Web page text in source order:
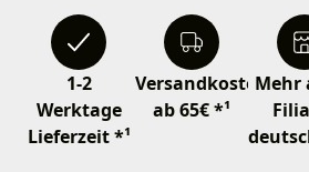
1-2
Werktage
Lieferzeit *¹
Versandkostenfrei
ab 65€ *¹
Mehr